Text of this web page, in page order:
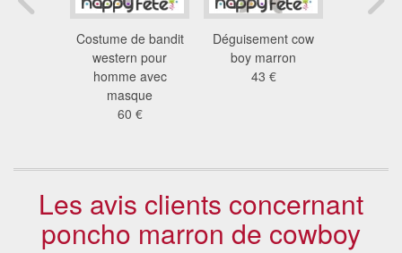
Costume de bandit
western pour
homme avec
masque
60 €
Déguisement cow
boy marron
43 €
Les avis clients concernant
poncho marron de cowboy